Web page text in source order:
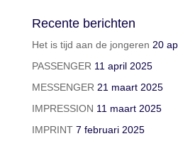
Recente berichten
Het is tijd aan de jongeren 20
PASSENGER 11 april 2025
MESSENGER 21 maart 2025
IMPRESSION 11 maart 2025
IMPRINT 7 februari 2025